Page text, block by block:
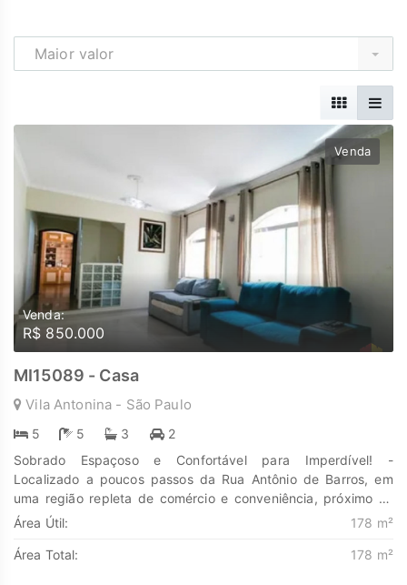
Maior valor
Venda
Venda:
R$ 850.000
MI15089 - Casa
Vila Antonina - São Paulo
5 5 3
2
Sobrado Espaçoso e Confortável para Imperdível! -
Localizado a poucos passos da Rua Antônio de Barros, em
uma região repleta de comércio e conveniência, próximo ao
Armarinhos Fernando. Este belíssimo sobrado oferece: - - 3
família - 5 banheiros, sendo 2 com hidromassagem ? para
Área Útil: 178 m²
Área Total: 178 m²